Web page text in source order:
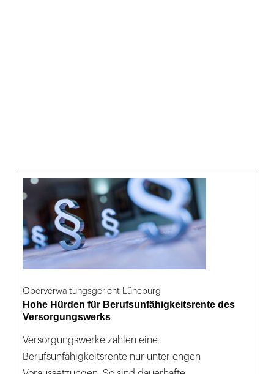
Oberverwaltungsgericht Lüneburg
Hohe Hürden für Berufsunfähigkeitsrente des
Versorgungswerks
Versorgungswerke zahlen eine
Berufsunfähigkeitsrente nur unter engen